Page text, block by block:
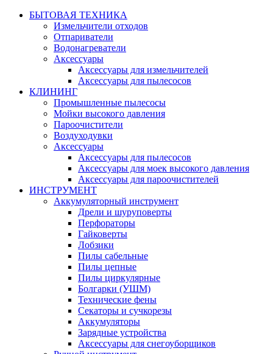
БЫТОВАЯ ТЕХНИКА
Измельчители отходов
Отпариватели
Водонагреватели
Аксессуары
Аксессуары для измельчителей
Аксессуары для пылесосов
КЛИНИНГ
Промышленные пылесосы
Мойки высокого давления
Пароочистители
Воздуходувки
Аксессуары
Аксессуары для пылесосов
Аксессуары для моек высокого давления
Аксессуары для пароочистителей
ИНСТРУМЕНТ
Аккумуляторный инструмент
Дрели и шуруповерты
Перфораторы
Гайковерты
Лобзики
Пилы сабельные
Пилы цепные
Пилы циркулярные
Болгарки (УШМ)
Технические фены
Секаторы и сучкорезы
Аккумуляторы
Зарядные устройства
Аксессуары для снегоуборщиков